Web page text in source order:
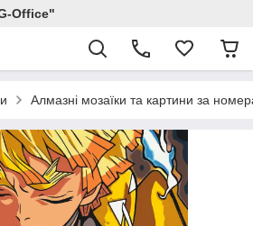
Office"
Алмазні мозаїки та картини за